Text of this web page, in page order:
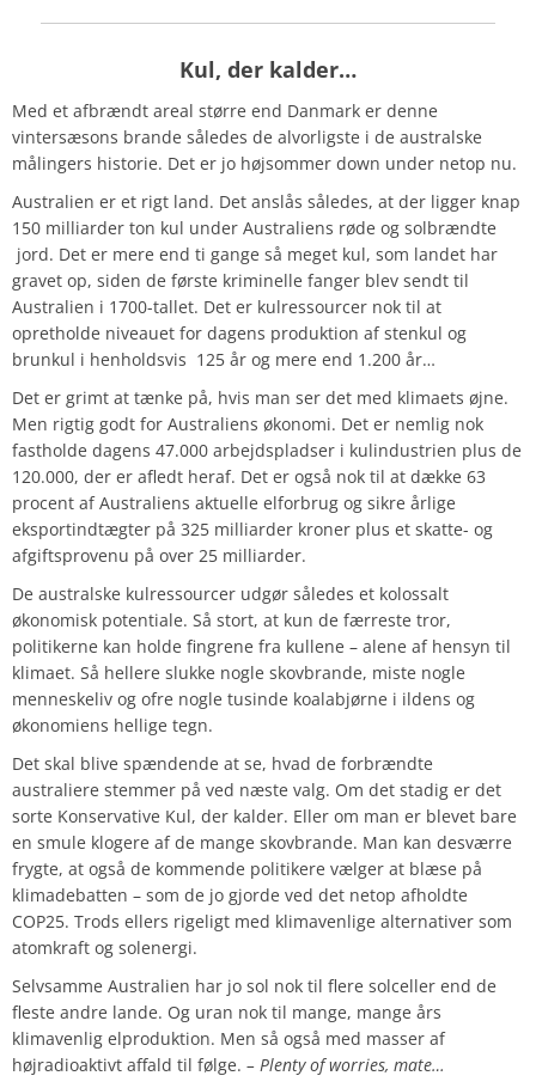
Kul, der kalder…
Med et afbrændt areal større end Danmark er denne
vintersæsons brande således de alvorligste i de australske
målingers historie. Det er jo højsommer down under netop nu.
Australien er et rigt land. Det anslås således, at der ligger knap
150 milliarder ton kul under Australiens røde og solbrændte
jord. Det er mere end ti gange så meget kul, som landet har
gravet op, siden de første kriminelle fanger blev sendt til
Australien i 1700-tallet. Det er kulressourcer nok til at
opretholde niveauet for dagens produktion af stenkul og
brunkul i henholdsvis 125 år og mere end 1.200 år…
Det er grimt at tænke på, hvis man ser det med klimaets øjne.
Men rigtig godt for Australiens økonomi. Det er nemlig nok
fastholde dagens 47.000 arbejdspladser i kulindustrien plus de
120.000, der er afledt heraf. Det er også nok til at dække 63
procent af Australiens aktuelle elforbrug og sikre årlige
eksportindtægter på 325 milliarder kroner plus et skatte- og
afgiftsprovenu på over 25 milliarder.
De australske kulressourcer udgør således et kolossalt
økonomisk potentiale. Så stort, at kun de færreste tror,
politikerne kan holde fingrene fra kullene – alene af hensyn til
klimaet. Så hellere slukke nogle skovbrande, miste nogle
menneskeliv og ofre nogle tusinde koalabjørne i ildens og
økonomiens hellige tegn.
Det skal blive spændende at se, hvad de forbrændte
australiere stemmer på ved næste valg. Om det stadig er det
sorte Konservative Kul, der kalder. Eller om man er blevet bare
en smule klogere af de mange skovbrande. Man kan desværre
frygte, at også de kommende politikere vælger at blæse på
klimadebatten – som de jo gjorde ved det netop afholdte
COP25. Trods ellers rigeligt med klimavenlige alternativer som
atomkraft og solenergi.
Selvsamme Australien har jo sol nok til flere solceller end de
fleste andre lande. Og uran nok til mange, mange års
klimavenlig elproduktion. Men så også med masser af
højradioaktivt affald til følge. – Plenty of worries, mate…